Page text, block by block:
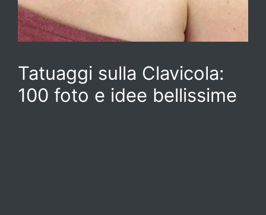
Tatuaggi sulla Clavicola:
100 foto e idee bellissime